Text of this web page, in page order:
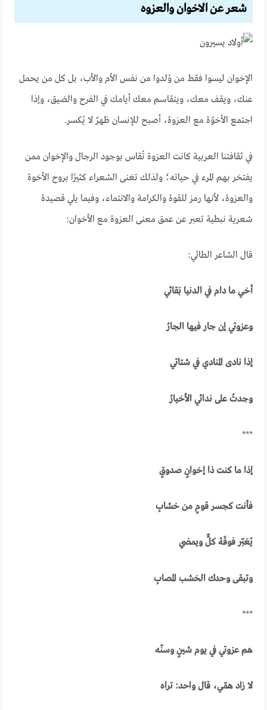
شعر عن الاخوان والعزوه
الإخوان ليسوا فقط من وُلدوا من نفس الأم والأب، بل كل من يحمل
عنك، ويقف معك، ويتقاسم معك أيامك في الفرح والضيق، وإذا
اجتمع الأخوّة مع العزوة، أصبح للإنسان ظهرٌ لا يُكسر.
في ثقافتنا العربية كانت العزوة تُقاس بوجود الرجال والإخوان ممن
يفتخر بهم المرء في حياته؛ ولذلك تغنى الشعراء كثيرًا بروح الأخوة
والعزوة، لأنها رمز للقوة والكرامة والانتماء، وفيما يلي قصيدة
شعرية نبطية تعبر عن عمق معنى العزوة مع الأخوان:
قال الشاعر الطائي:
أخي ما دام في الدنيا بَقائي
وعزوتي إن جار فيها الجارُ
إذا نادى المنادي في شتاتي
وجدتُ على ندائي الأخيارُ
***
إذا ما كنت ذا إخوانٍ صدوقٍ
فأنت كجسر قومٍ من خشـابِ
يُعَبّر فوقَهُ كلٌّ ويمضي
وتبقى وحدك الخشب المـصابِ
***
هم عزوتي في يوم شينٍ وسنّه
لا زاد همّي، قال واحد: تراه